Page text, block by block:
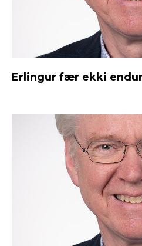
Erlingur fær ekki